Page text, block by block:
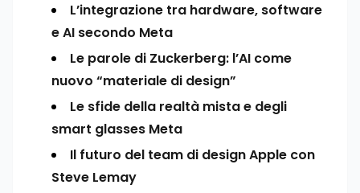
L’integrazione tra hardware, software
e AI secondo Meta
Le parole di Zuckerberg: l’AI come
nuovo “materiale di design”
Le sfide della realtà mista e degli
smart glasses Meta
Il futuro del team di design Apple con
Steve Lemay